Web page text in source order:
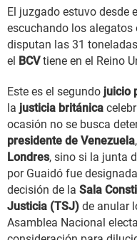
El juzgado estuvo desde
escuchando los alegatos
disputan las 31
el BCVtiene en el Reino
Este es el segundo juicio
la justicia británica
ocasión no se busca
presidente de Venezuela
Londres, sino si la junta
por Guaidó fue
decisión de la Sala
Justicia (TSJ) de anular
Asamblea Nacional